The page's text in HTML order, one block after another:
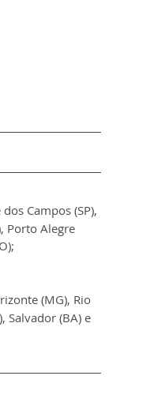
Campos (SP),
Porto Alegre
(MG), Rio
Salvador (BA) e